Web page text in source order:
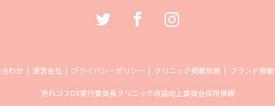
わせ 運営会社 プライバシーポリシー クリニック掲載依頼 ブランド掲
売れコスDX実行委員長クリニック収益向上委員会採用情報